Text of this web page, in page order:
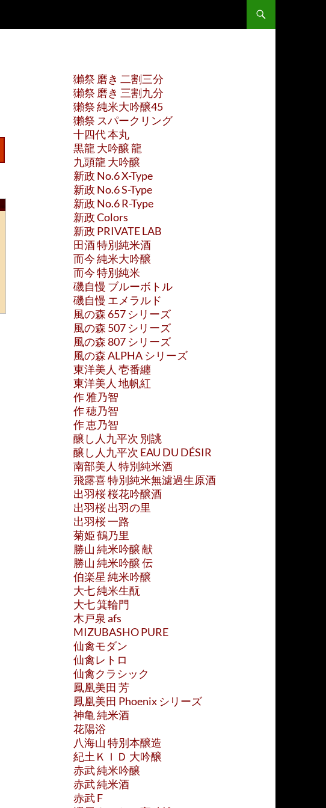
獺祭 磨き 二割三分
獺祭 磨き 三割九分
獺祭 純米大吟醸45
獺祭 スパークリング
十四代 本丸
黒龍 大吟醸 龍
九頭龍 大吟醸
新政 No.6 X-Type
新政 No.6 S-Type
新政 No.6 R-Type
新政 Colors
新政 PRIVATE LAB
田酒 特別純米酒
而今 純米大吟醸
而今 特別純米
磯自慢 ブルーボトル
磯自慢 エメラルド
風の森 657 シリーズ
風の森 507 シリーズ
風の森 807 シリーズ
風の森 ALPHA シリーズ
東洋美人 壱番纏
東洋美人 地帆紅
作 雅乃智
作 穂乃智
作 恵乃智
醸し人九平次 別誂
醸し人九平次 EAU DU DÉSIR
南部美人 特別純米酒
飛露喜 特別純米無濾過生原酒
出羽桜 桜花吟醸酒
出羽桜 出羽の里
出羽桜 一路
菊姫 鶴乃里
勝山 純米吟醸 献
勝山 純米吟醸 伝
伯楽星 純米吟醸
大七 純米生酛
大七 箕輪門
木戸泉 afs
MIZUBASHO PURE
仙禽モダン
仙禽レトロ
仙禽クラシック
鳳凰美田 芳
鳳凰美田 Phoenix シリーズ
神亀 純米酒
花陽浴
八海山 特別本醸造
紀土ＫＩＤ 大吟醸
赤武 純米吟醸
赤武 純米酒
赤武 F